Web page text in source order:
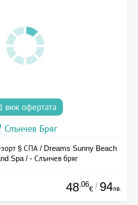
виж офертата
Слънчев Бряг
§ СПА / Dreams Sunny Beach
Spa / - Слънчев бряг
48.06
€ / 94лв.